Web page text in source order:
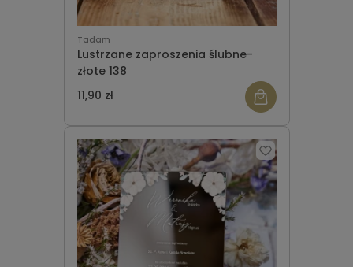
Tadam
Lustrzane zaproszenia ślubne-
złote 138
11,90 zł